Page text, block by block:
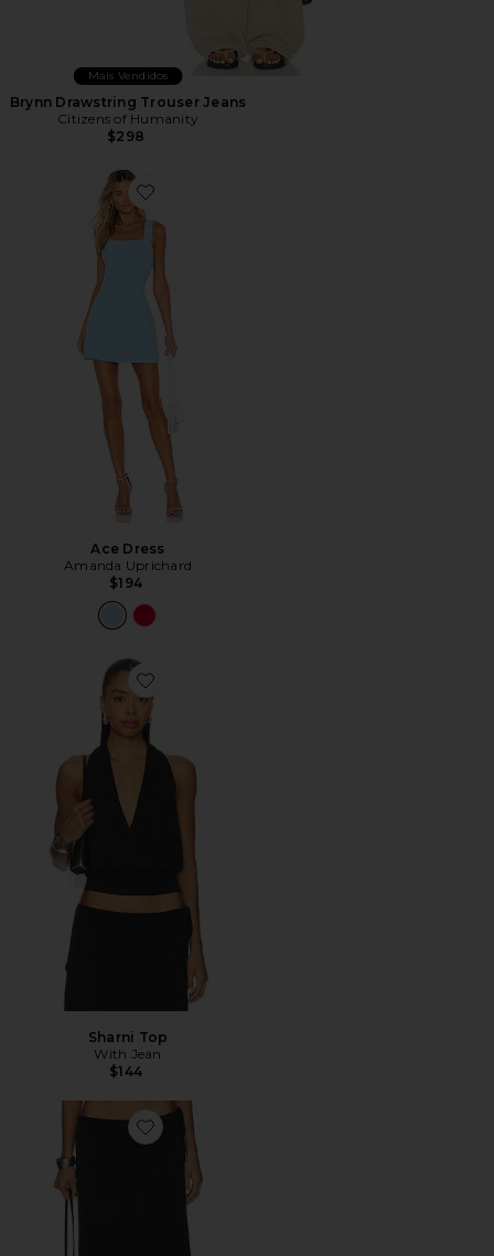
Mais Vendidos
Brynn Drawstring Trouser Jeans
Citizens of Humanity
$298
Favorite Ace Dress
Ace Dress
Amanda Uprichard
$194
Favorite Sharni Top
Sharni Top
With Jean
$144
Favorite Sharni Skirt